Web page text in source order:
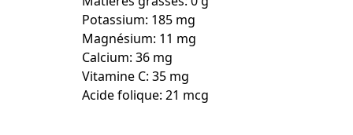
Potassium: 185 mg
Magnésium: 11 mg
Calcium: 36 mg
Vitamine C: 35 mg
Acide folique: 21 mcg